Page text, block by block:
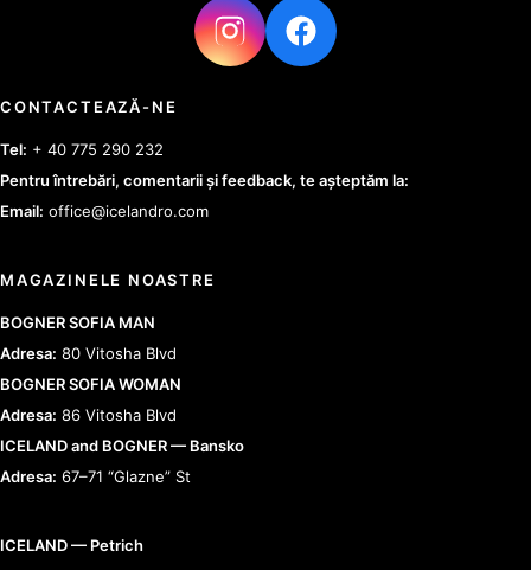
CONTACTEAZĂ-NE
Tel: + 40 775 290 232
Pentru întrebări, comentarii și feedback, te așteptăm la:
Email: office@icelandro.com
MAGAZINELE NOASTRE
BOGNER SOFIA MAN
Adresa: 80 Vitosha Blvd
BOGNER SOFIA WOMAN
Adresa: 86 Vitosha Blvd
ICELAND and BOGNER — Bansko
Adresa: 67–71 “Glazne” St
ICELAND — Petrich